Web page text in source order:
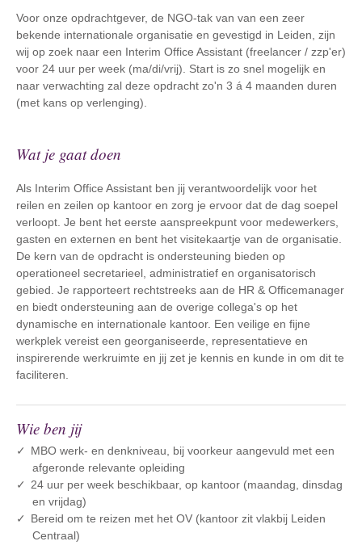
Voor onze opdrachtgever, de NGO-tak van van een zeer
bekende internationale organisatie en gevestigd in Leiden, zijn
wij op zoek naar een Interim Office Assistant (freelancer / zzp'er)
voor 24 uur per week (ma/di/vrij). Start is zo snel mogelijk en
naar verwachting zal deze opdracht zo'n 3 á 4 maanden duren
(met kans op verlenging).
Wat je gaat doen
Als Interim Office Assistant ben jij verantwoordelijk voor het
reilen en zeilen op kantoor en zorg je ervoor dat de dag soepel
verloopt. Je bent het eerste aanspreekpunt voor medewerkers,
gasten en externen en bent het visitekaartje van de organisatie.
De kern van de opdracht is ondersteuning bieden op
operationeel secretarieel, administratief en organisatorisch
gebied. Je rapporteert rechtstreeks aan de HR & Officemanager
en biedt ondersteuning aan de overige collega's op het
dynamische en internationale kantoor. Een veilige en fijne
werkplek vereist een georganiseerde, representatieve en
inspirerende werkruimte en jij zet je kennis en kunde in om dit te
faciliteren.
Wie ben jij
MBO werk- en denkniveau, bij voorkeur aangevuld met een
afgeronde relevante opleiding
24 uur per week beschikbaar, op kantoor (maandag, dinsdag
en vrijdag)
Bereid om te reizen met het OV (kantoor zit vlakbij Leiden
Centraal)